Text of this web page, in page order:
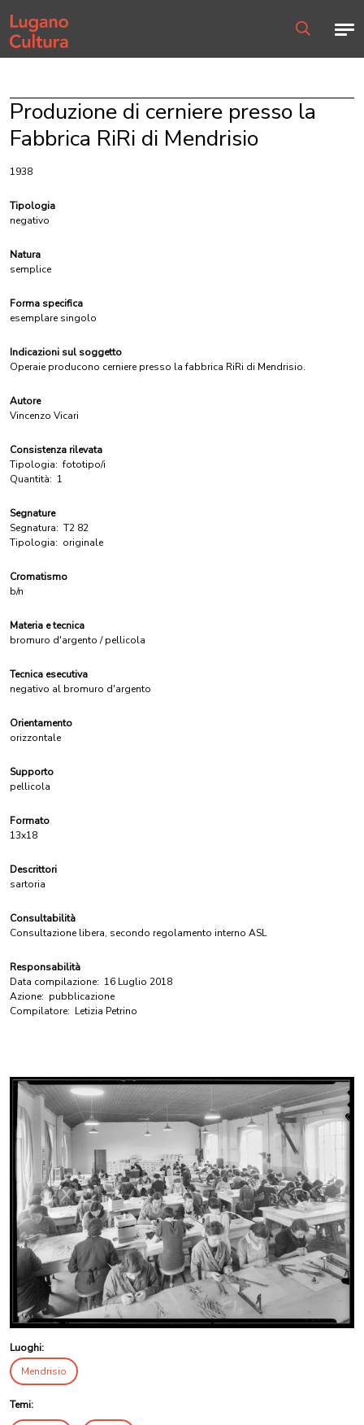
Home page
Produzione di cerniere presso la
Fabbrica RiRi di Mendrisio
1938
Tipologia
negativo
Natura
semplice
Forma specifica
esemplare singolo
Indicazioni sul soggetto
Operaie producono cerniere presso la fabbrica RiRi di Mendrisio.
Autore
Vincenzo Vicari
Consistenza rilevata
Tipologia: fototipo/i
Quantità: 1
Segnature
Segnatura: T2 82
Tipologia: originale
Cromatismo
b/n
Materia e tecnica
bromuro d'argento / pellicola
Tecnica esecutiva
negativo al bromuro d'argento
Orientamento
orizzontale
Supporto
pellicola
Formato
13x18
Descrittori
sartoria
Consultabilità
Consultazione libera, secondo regolamento interno ASL
Responsabilità
Data compilazione: 16 Luglio 2018
Azione: pubblicazione
Compilatore: Letizia Petrino
Luoghi:
Mendrisio
Temi: